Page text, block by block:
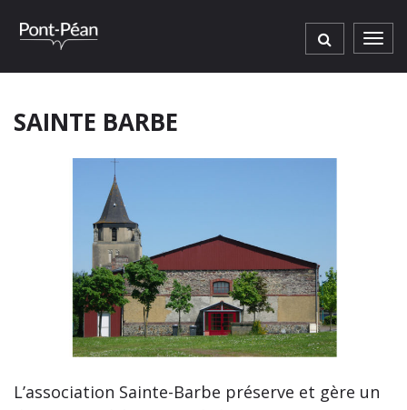
SAINTE BARBE
L’association Sainte-Barbe préserve et gère un